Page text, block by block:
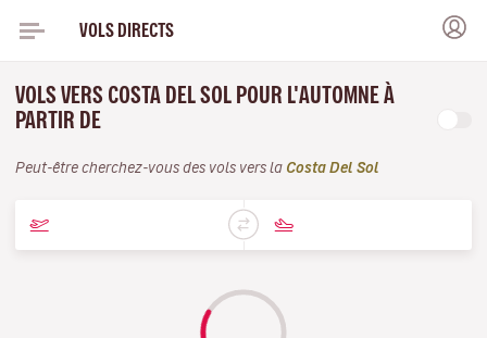
VOLS DIRECTS
VOLS VERS COSTA DEL SOL POUR L'AUTOMNE À
PARTIR DE
Peut-être cherchez-vous des vols vers la Costa Del Sol